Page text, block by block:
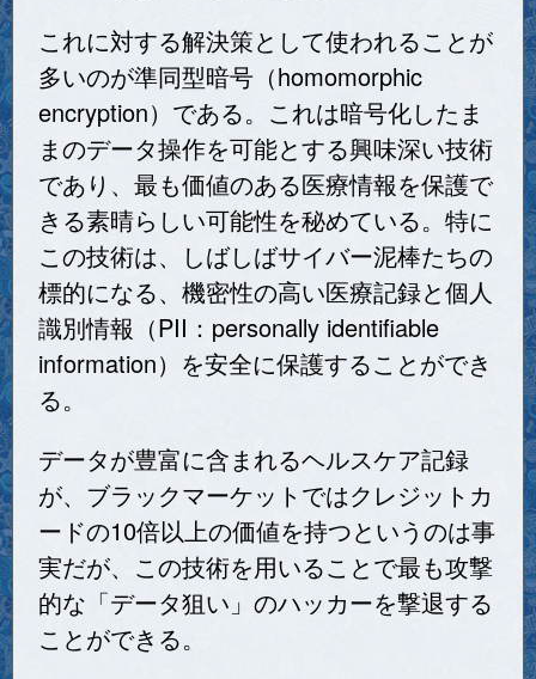
これに対する解決策として使われることが
多いのが準同型暗号（homomorphic
encryption）である。これは暗号化したま
まのデータ操作を可能とする興味深い技術
であり、最も価値のある医療情報を保護で
きる素晴らしい可能性を秘めている。特に
この技術は、しばしばサイバー泥棒たちの
標的になる、機密性の高い医療記録と個人
識別情報（PII：personally identifiable
information）を安全に保護することができ
る。
データが豊富に含まれるヘルスケア記録
が、ブラックマーケットではクレジットカ
ードの10倍以上の価値を持つというのは事
実だが、この技術を用いることで最も攻撃
的な「データ狙い」のハッカーを撃退する
ことができる。